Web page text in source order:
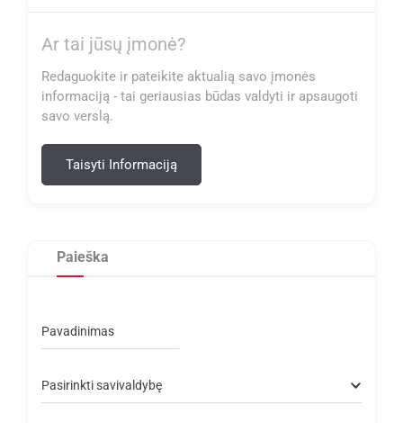
Ar tai jūsų įmonė?
Redaguokite ir pateikite aktualią savo įmonės
informaciją - tai geriausias būdas valdyti ir apsaugoti
savo verslą.
Taisyti Informaciją
Paieška
Pavadinimas
Pasirinkti savivaldybę